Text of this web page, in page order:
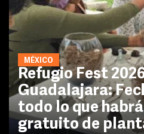
MÉXICO
Refugio Fest
Guadalajara:
todo lo que
gratuito de